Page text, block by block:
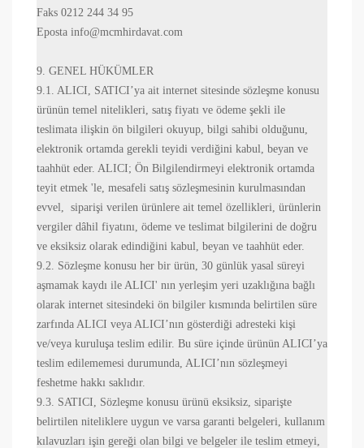
Faks 0212 244 34 95
Eposta info@mcmhirdavat.com
9. GENEL HÜKÜMLER
9.1. ALICI, SATICI’ya ait internet sitesinde sözleşme konusu
ürünün temel nitelikleri, satış fiyatı ve ödeme şekli ile
teslimata ilişkin ön bilgileri okuyup, bilgi sahibi olduğunu,
elektronik ortamda gerekli teyidi verdiğini kabul, beyan ve
taahhüt eder. ALICI; Ön Bilgilendirmeyi elektronik ortamda
teyit etmek 'le, mesafeli satış sözleşmesinin kurulmasından
evvel, siparişi verilen ürünlere ait temel özellikleri, ürünlerin
vergiler dâhil fiyatını, ödeme ve teslimat bilgilerini de doğru
ve eksiksiz olarak edindiğini kabul, beyan ve taahhüt eder.
9.2. Sözleşme konusu her bir ürün, 30 günlük yasal süreyi
aşmamak kaydı ile ALICI' nın yerleşim yeri uzaklığına bağlı
olarak internet sitesindeki ön bilgiler kısmında belirtilen süre
zarfında ALICI veya ALICI’nın gösterdiği adresteki kişi
ve/veya kuruluşa teslim edilir. Bu süre içinde ürünün ALICI’ya
teslim edilememesi durumunda, ALICI’nın sözleşmeyi
feshetme hakkı saklıdır.
9.3. SATICI, Sözleşme konusu ürünü eksiksiz, siparişte
belirtilen niteliklere uygun ve varsa garanti belgeleri, kullanım
kılavuzları işin gereği olan bilgi ve belgeler ile teslim etmeyi,